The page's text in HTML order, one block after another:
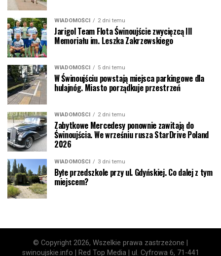
WIADOMOŚCI 2 dni temu
Jarigol Team Flota Świnoujście zwycięzcą III
Memoriału im. Leszka Zakrzewskiego
WIADOMOŚCI 5 dni temu
W Świnoujściu powstają miejsca parkingowe dla
hulajnóg. Miasto porządkuje przestrzeń
WIADOMOŚCI 2 dni temu
Zabytkowe Mercedesy ponownie zawitają do
Świnoujścia. We wrześniu rusza StarDrive Poland
2026
WIADOMOŚCI 3 dni temu
Byłe przedszkole przy ul. Gdyńskiej. Co dalej z tym
miejscem?
© Copyright 2026, Wszelkie prawa zastrzeżone |
swinoujskie.info | Red Top Media | ul. Cyfrowa 6, 71-441